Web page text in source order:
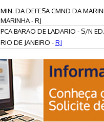
MIN. DA DEFESA CMND DA
MARINHA - RJ
PCA BARAO DE LADARIO - S/N
RIO DE JANEIRO -RJ